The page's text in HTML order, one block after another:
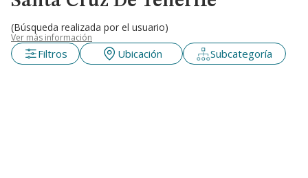
(Búsqueda realizada por el usuario)
Ver más información
Filtros Ubicación Subcategoría